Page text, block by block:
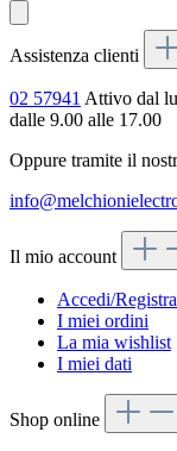
Assistenza clienti
02 57941 Attivo dal
dalle 9.00 alle 17.00
Oppure tramite il
Il mio account
Accedi/
I miei ordini
La mia wishlist
I miei dati
Shop online